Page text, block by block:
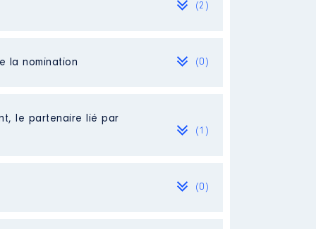
(2)
la nomination (0)
le partenaire lié par
(1)
(0)